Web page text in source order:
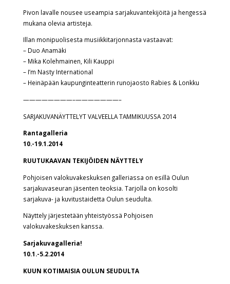
Pivon lavalle nousee useampia sarjakuvantekijöitä ja hengessä
mukana olevia artisteja.
Illan monipuolisesta musiikkitarjonnasta vastaavat:
– Duo Anamäki
– Mika Kolehmainen, Kili Kauppi
– I’m Nasty International
– Heinäpään kaupunginteatterin runojaosto Rabies & Lonkku
————————–———————–
SARJAKUVANÄYTTELYT VALVEELLA TAMMIKUUSSA 2014
Rantagalleria
10.-19.1.2014
RUUTUKAAVAN TEKIJÖIDEN NÄYTTELY
Pohjoisen valokuvakeskuksen galleriassa on esillä Oulun
sarjakuvaseuran jäsenten teoksia. Tarjolla on kosolti
sarjakuva- ja kuvitustaidetta Oulun seudulta.
Näyttely järjestetään yhteistyössä Pohjoisen
valokuvakeskuksen kanssa.
Sarjakuvagalleria!
10.1.-5.2.2014
KUUN KOTIMAISIA OULUN SEUDULTA